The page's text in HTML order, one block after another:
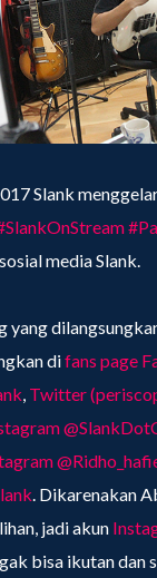
Slank
media Slank.
yang
difans page
Twitter
. Dikarenakan
jadi akun
bisa ikutan dan